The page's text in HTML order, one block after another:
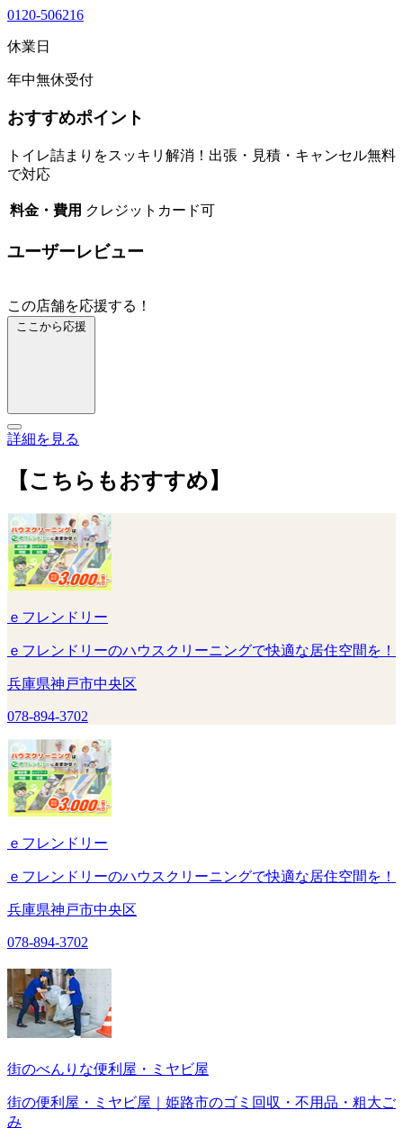
0120-506216
休業日
年中無休受付
おすすめポイント
トイレ詰まりをスッキリ解消！出張・見積・キャンセル無料
で対応
料金・費用 クレジットカード可
ユーザーレビュー
この店舗を応援する！
ここから応援
詳細を見る
【こちらもおすすめ】
ｅフレンドリー
ｅフレンドリーのハウスクリーニングで快適な居住空間を！
兵庫県神戸市中央区
078-894-3702
ｅフレンドリー
ｅフレンドリーのハウスクリーニングで快適な居住空間を！
兵庫県神戸市中央区
078-894-3702
街のべんりな便利屋・ミヤビ屋
街の便利屋・ミヤビ屋｜姫路市のゴミ回収・不用品・粗大ご
み